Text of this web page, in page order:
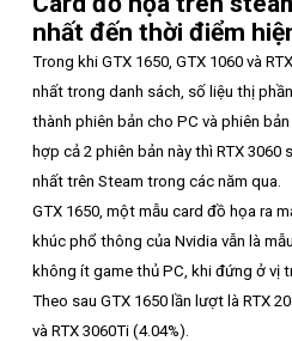
nhất đến thời điểm
Trong khi GTX 1650, GTX 1060 và
nhất trong danh sách, số liệu thị
thành phiên bản cho PC và phiên
hợp cả 2 phiên bản này thì RTX 3060
nhất trên Steam trong các năm qua.
GTX 1650, một mẫu card đồ họa ra
khúc phổ thông của Nvidia vẫn là
không ít game thủ PC, khi đứng ở vị
Theo sau GTX 1650 lần lượt là RTX
và RTX 3060Ti (4.04%).